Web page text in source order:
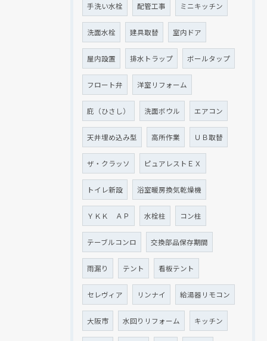
手洗い水栓 配管工事 ミニキッチン
洗面水栓 建具取替 室内ドア
屋内設置 排水トラップ ボールタップ
フロート弁 洋室リフォーム
庇（ひさし） 洗面ボウル エアコン
天井埋め込み型 高所作業 ＵＢ取替
ザ・クラッソ ピュアレストＥＸ
トイレ新設 浴室暖房換気乾燥機
ＹＫＫ ＡＰ 水栓柱 コン柱
テーブルコンロ 交換部品保存期間
雨漏り テント 看板テント
セレヴィア リンナイ 給湯器リモコン
大阪市 水回りリフォーム キッチン